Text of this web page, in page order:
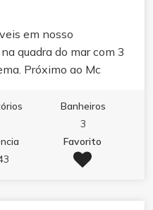
em nosso
quadra do mar com 3
Próximo ao Mc
Banheiros
3
Favorito